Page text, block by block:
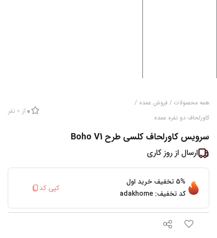
همه محصولات / فروش عمده /
کاورلحاف دو نفره عمده
0 از 0 نفر
سرویس کاورلحاف کلسی طرح Boho V1
ارسال از روز کاری
5% تخفیف خرید اول
کد تخفیف: adakhome
کپی کد